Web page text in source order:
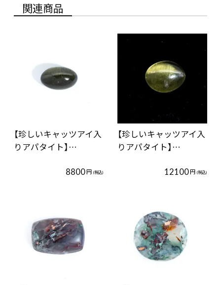
関連商品
【珍しいキャッツアイ入
りアパタイト】…
8800円 (税込)
【珍しいキャッツアイ入
りアパタイト】…
12100円 (税込)